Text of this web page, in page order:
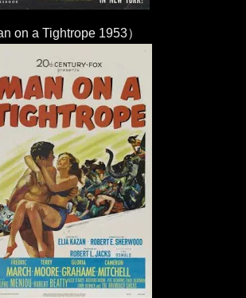
on a Tightrope 1953）